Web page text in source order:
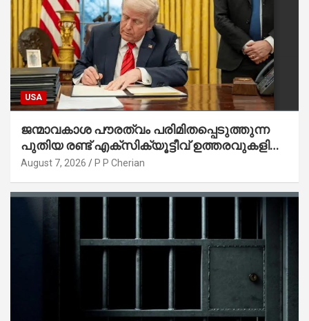
USA
ജന്മാവകാശ പൗരത്വം പരിമിതപ്പെടുത്തുന്ന
പുതിയ രണ്ട് എക്സിക്യൂട്ടീവ് ഉത്തരവുകളിൽ
ട്രംപ് ഒപ്പുവെച്ചു
August 7, 2026 P P Cherian